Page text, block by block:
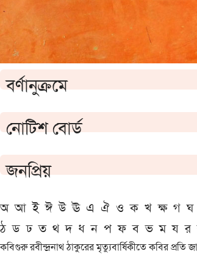
বর্ণানুক্রমে
নোটিশ বোর্ড
জনপ্রিয়
অ আ ই ঈ উ ঊ এ ঐ ও ক খ ক্ষ গ ঘ
ঠ ড ঢ ত থ দ ধ ন প ফ ব ভ ম য র
কবিগুরু রবীন্দ্রনাথ ঠাকুরের মৃত্যুবার্ষিকীতে কবির প্রতি